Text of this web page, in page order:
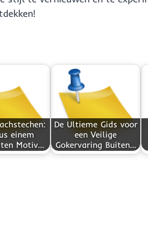
einem
Motiv…
De Ultieme Gids voor
een Veilige
Gokervaring Buiten…